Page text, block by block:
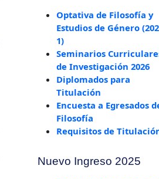
Optativa de Filosofía y
Estudios de Género
1)
Seminarios
de Investigación 2026
Diplomados para
Titulación
Encuesta a Egresados
Filosofía
Requisitos de
Nuevo Ingreso 2025